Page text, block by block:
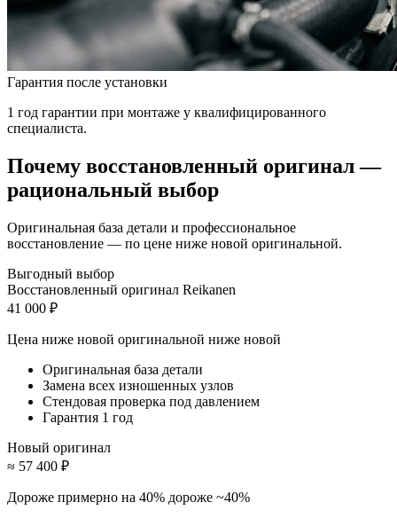
Гарантия после установки
1 год гарантии при монтаже у квалифицированного
специалиста.
Почему восстановленный оригинал —
рациональный выбор
Оригинальная база детали и профессиональное
восстановление — по цене ниже новой оригинальной.
Выгодный выбор
Восстановленный оригинал Reikanen
41 000 ₽
Цена ниже новой оригинальной ниже новой
Оригинальная база детали
Замена всех изношенных узлов
Стендовая проверка под давлением
Гарантия 1 год
Новый оригинал
≈ 57 400 ₽
Дороже примерно на 40% дороже ~40%